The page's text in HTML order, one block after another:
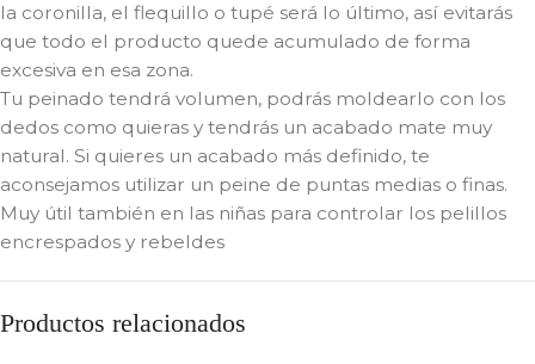
la coronilla, el flequillo o tupé será lo último, así evitarás
que todo el producto quede acumulado de forma
excesiva en esa zona.
Tu peinado tendrá volumen, podrás moldearlo con los
dedos como quieras y tendrás un acabado mate muy
natural. Si quieres un acabado más definido, te
aconsejamos utilizar un peine de puntas medias o finas.
Muy útil también en las niñas para controlar los pelillos
encrespados y rebeldes
Productos relacionados